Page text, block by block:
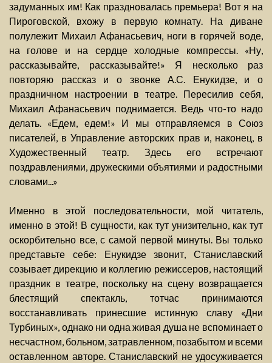
задуманных им! Как праздновалась премьера! Вот я на
Пироговской, вхожу в первую комнату. На диване
полулежит Михаил Афанасьевич, ноги в горячей воде,
на голове и на сердце холодные компрессы. «Ну,
рассказывайте, рассказывайте!» Я несколько раз
повторяю рассказ и о звонке А.С. Енукидзе, и о
праздничном настроении в театре. Пересилив себя,
Михаил Афанасьевич поднимается. Ведь что-то надо
делать. «Едем, едем!» И мы отправляемся в Союз
писателей, в Управление авторских прав и, наконец, в
Художественный театр. Здесь его встречают
поздравлениями, дружескими объятиями и радостными
словами...»
Именно в этой последовательности, мой читатель,
именно в этой! В сущности, как тут унизительно, как тут
оскорбительно все, с самой первой минуты. Вы только
представьте себе: Енукидзе звонит, Станиславский
созывает дирекцию и коллегию режиссеров, настоящий
праздник в театре, поскольку на сцену возвращается
блестящий спектакль, тотчас принимаются
восстанавливать принесшие истинную славу «Дни
Турбиных», однако ни одна живая душа не вспоминает о
несчастном, больном, затравленном, позабытом и всеми
оставленном авторе. Станиславский не удосуживается